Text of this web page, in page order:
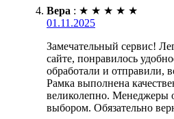
Вера : ★ ★ ★ ★ ★
01.11.2025
Замечательный сервис!
сайте, понравилось
обработали и отправили,
Рамка выполнена
великолепно. Менеджеры
выбором. Обязательно